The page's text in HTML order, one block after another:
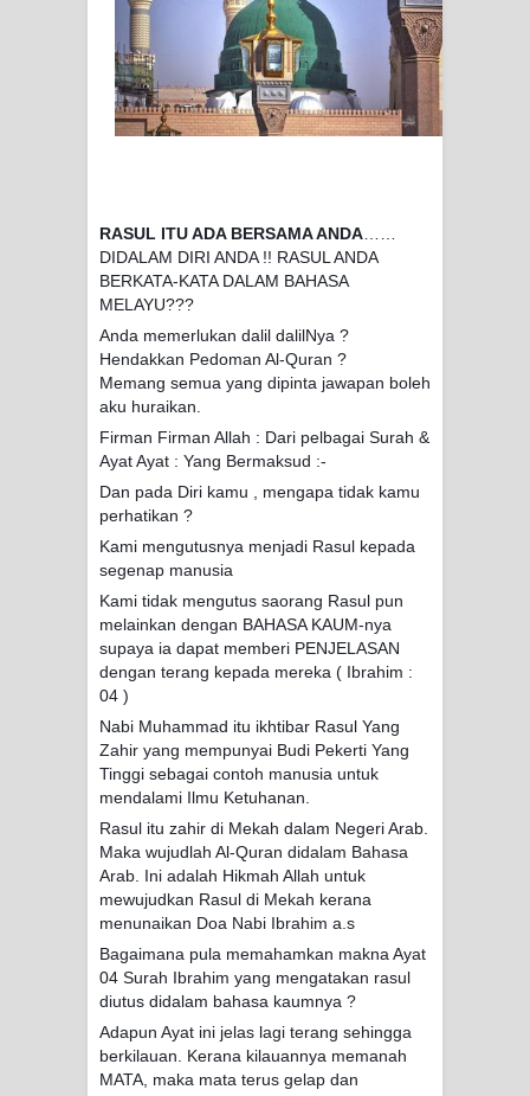
SIRHINDI)
Wusul kepada Allah
Hati dan dua sayap
SUNNAH WAL JAMA'AH: BUKAN
SEKADAR MELIHAT, TETAPI
MENGENAL DIRI
SYARAHAN TINGKAT TINGGI
TASAWWUF*
Syahadat… tapi belum benar-benar
menyaksikan.
SURAT AL-FATIHAHNYA TIDAK
SHAYKH TAREKAT ATAU TUKANG
SIHIR? JANGAN MUDAH
DI TANGAN MURSYID, CINTA
MENEMUKAN JALAN PULANG
RAWATAN TAREKAT: APABILA
RASUL ITU ADA BERSAMA ANDA……
DIDALAM DIRI ANDA !! RASUL ANDA
BERKATA-KATA DALAM BAHASA
MELAYU???
Anda memerlukan dalil dalilNya ?
Hendakkan Pedoman Al-Quran ?
Memang semua yang dipinta jawapan boleh
aku huraikan.
Firman Firman Allah : Dari pelbagai Surah &
Ayat Ayat : Yang Bermaksud :-
Dan pada Diri kamu , mengapa tidak kamu
perhatikan ?
Kami mengutusnya menjadi Rasul kepada
segenap manusia
Kami tidak mengutus saorang Rasul pun
melainkan dengan BAHASA KAUM-nya
supaya ia dapat memberi PENJELASAN
dengan terang kepada mereka ( Ibrahim :
04 )
Nabi Muhammad itu ikhtibar Rasul Yang
Zahir yang mempunyai Budi Pekerti Yang
Tinggi sebagai contoh manusia untuk
mendalami Ilmu Ketuhanan.
Rasul itu zahir di Mekah dalam Negeri Arab.
Maka wujudlah Al-Quran didalam Bahasa
Arab. Ini adalah Hikmah Allah untuk
mewujudkan Rasul di Mekah kerana
menunaikan Doa Nabi Ibrahim a.s
Bagaimana pula memahamkan makna Ayat
04 Surah Ibrahim yang mengatakan rasul
diutus didalam bahasa kaumnya ?
Adapun Ayat ini jelas lagi terang sehingga
berkilauan. Kerana kilauannya memanah
MATA, maka mata terus gelap dan